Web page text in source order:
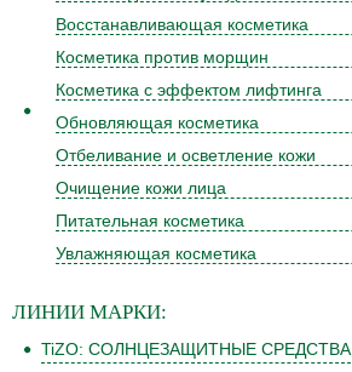
Восстанавливающая косметика
Косметика против морщин
Косметика с эффектом лифтинга
Обновляющая косметика
Отбеливание и осветление кожи
Очищение кожи лица
Питательная косметика
Увлажняющая косметика
ЛИНИИ МАРКИ:
TiZO: СОЛНЦЕЗАЩИТНЫЕ СРЕДСТВА